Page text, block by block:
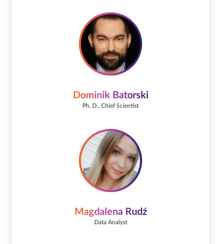
Dominik Batorski
Ph. D., Chief Scientist
Magdalena Rudź
Data Analyst